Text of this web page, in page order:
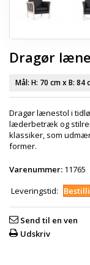
Dragør
Mål: H: 70 cmx B: 84
Dragør lænestol i
læderbetræk og
klassiker, som
former.
Varenummer: 11765
Leveringstid:
Send til en ven
Udskriv